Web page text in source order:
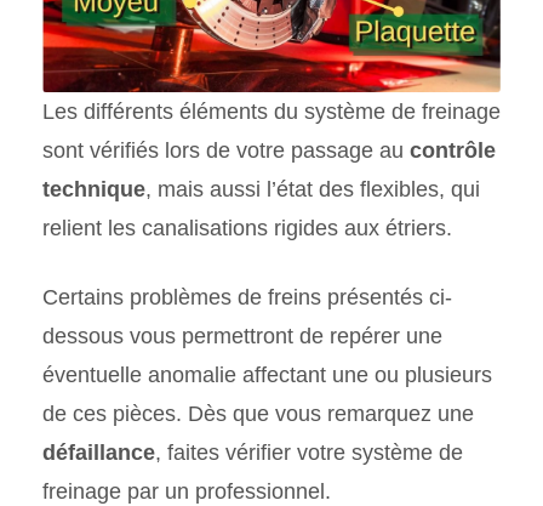
Les différents éléments du système de freinage
sont vérifiés lors de votre passage au contrôle
technique, mais aussi l’état des flexibles, qui
relient les canalisations rigides aux étriers.
Certains problèmes de freins présentés ci-
dessous vous permettront de repérer une
éventuelle anomalie affectant une ou plusieurs
de ces pièces. Dès que vous remarquez une
défaillance, faites vérifier votre système de
freinage par un professionnel.